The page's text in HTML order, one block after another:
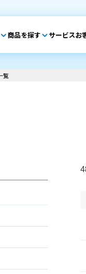
商品を探す サービスお
覧